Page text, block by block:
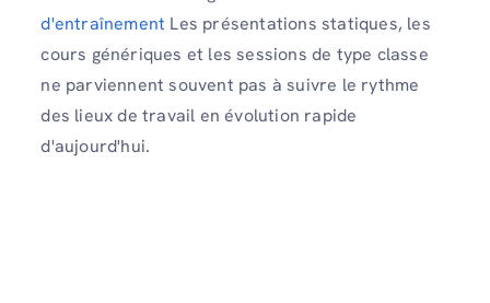
d'entraînement Les présentations statiques, les
cours génériques et les sessions de type classe
ne parviennent souvent pas à suivre le rythme
des lieux de travail en évolution rapide
d'aujourd'hui.